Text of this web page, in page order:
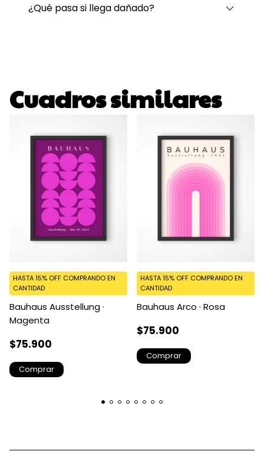
¿Qué pasa si llega dañado?
Cuadros similares
Bauhaus Ausstellung ·
Magenta
$75.900
HASTA 15% OFF COMPRANDO EN
CANTIDAD
Comprar
Bauhaus Arco · Rosa
$75.900
HASTA 15% OFF COMPRANDO EN
CANTIDAD
Comprar